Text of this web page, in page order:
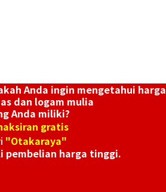
Anda ingin mengetahui harga
dan logam mulia
Anda miliki?
gratis
"Otakaraya"
pembelian harga tinggi.